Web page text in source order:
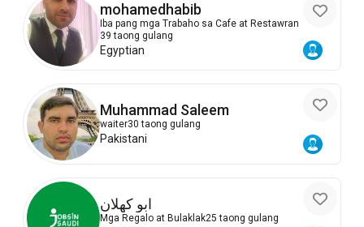
mohamedhabib
Iba pang mga Trabaho sa Cafe at Restawran
39 taong gulang
Egyptian
Muhammad Saleem
waiter30 taong gulang
Pakistani
ابو كهلان
Mga Regalo at Bulaklak25 taong gulang